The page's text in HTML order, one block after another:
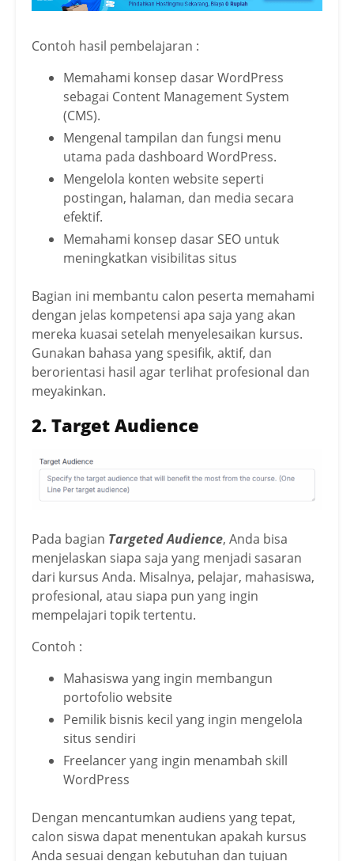
Contoh hasil pembelajaran :
Memahami konsep dasar WordPress
sebagai Content Management System
(CMS).
Mengenal tampilan dan fungsi menu
utama pada dashboard WordPress.
Mengelola konten website seperti
postingan, halaman, dan media secara
efektif.
Memahami konsep dasar SEO untuk
meningkatkan visibilitas situs
Bagian ini membantu calon peserta memahami
dengan jelas kompetensi apa saja yang akan
mereka kuasai setelah menyelesaikan kursus.
Gunakan bahasa yang spesifik, aktif, dan
berorientasi hasil agar terlihat profesional dan
meyakinkan.
2. Target Audience
Pada bagian Targeted Audience, Anda bisa
menjelaskan siapa saja yang menjadi sasaran
dari kursus Anda. Misalnya, pelajar, mahasiswa,
profesional, atau siapa pun yang ingin
mempelajari topik tertentu.
Contoh :
Mahasiswa yang ingin membangun
portofolio website
Pemilik bisnis kecil yang ingin mengelola
situs sendiri
Freelancer yang ingin menambah skill
WordPress
Dengan mencantumkan audiens yang tepat,
calon siswa dapat menentukan apakah kursus
Anda sesuai dengan kebutuhan dan tujuan